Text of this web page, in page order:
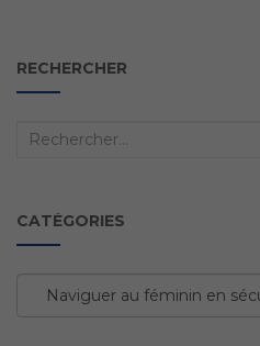
RECHERCHER
Recherche
CATÉGORIES
Catégories